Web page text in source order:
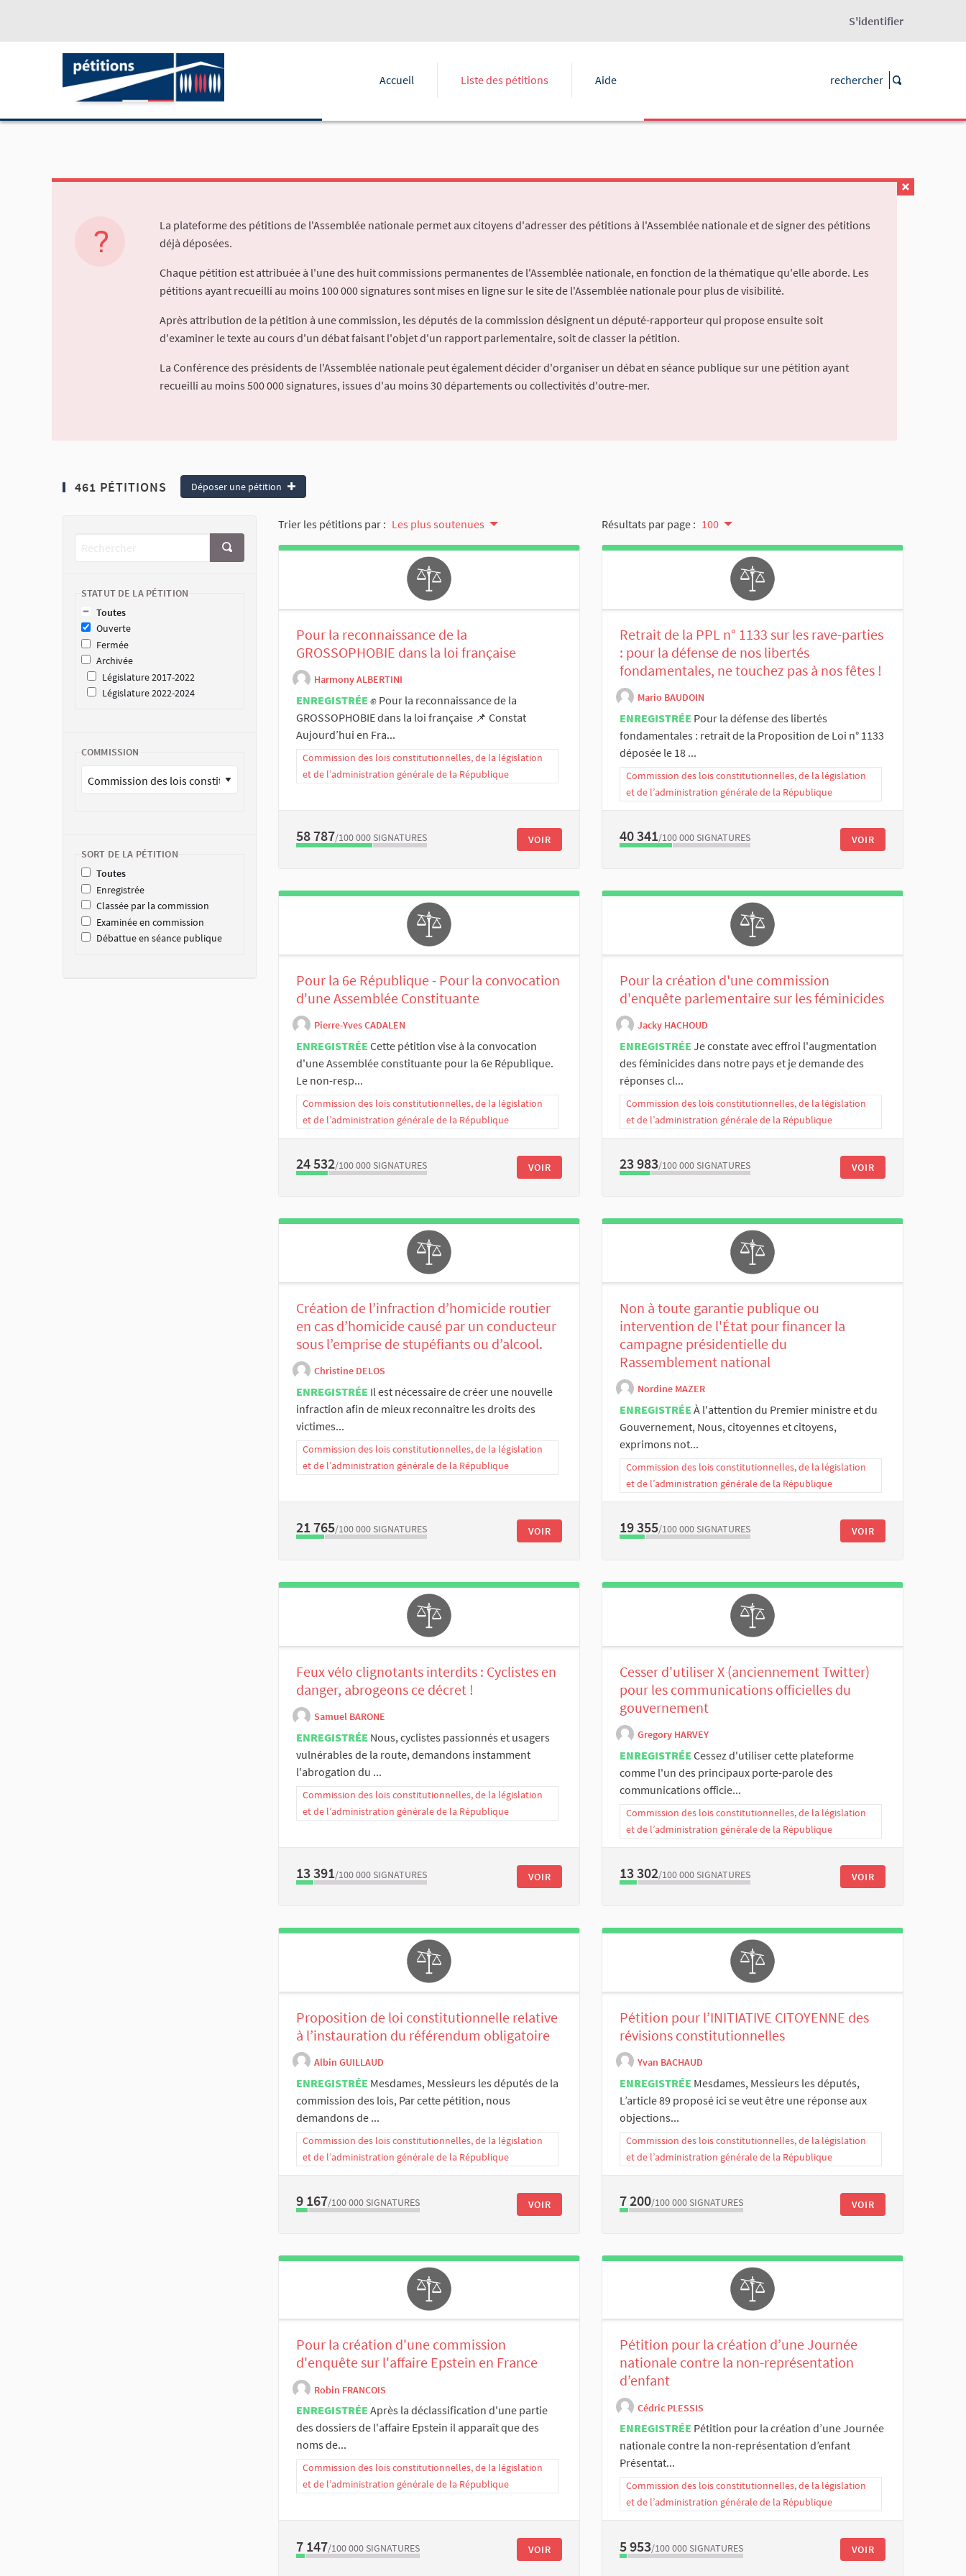
S'identifier
Accueil Liste des pétitions Aide
La plateforme des pétitions de l'Assemblée nationale permet aux citoyens d'adresser des pétitions à l'Assemblée nationale et de signer des pétitions
déjà déposées.
Chaque pétition est attribuée à l'une des huit commissions permanentes de l'Assemblée nationale, en fonction de la thématique qu'elle aborde. Les
pétitions ayant recueilli au moins 100 000 signatures sont mises en ligne sur le site de l'Assemblée nationale pour plus de visibilité.
Après attribution de la pétition à une commission, les députés de la commission désignent un député-rapporteur qui propose ensuite soit
d'examiner le texte au cours d'un débat faisant l'objet d'un rapport parlementaire, soit de classer la pétition.
La Conférence des présidents de l'Assemblée nationale peut également décider d'organiser un débat en séance publique sur une pétition ayant
recueilli au moins 500 000 signatures, issues d'au moins 30 départements ou collectivités d'outre-mer.
461 PÉTITIONS Déposer une pétition
STATUT DE LA PÉTITION
Toutes
Ouverte
Fermée
Archivée
Législature 2017-2022
Législature 2022-2024
COMMISSION
SORT DE LA PÉTITION
Toutes
Enregistrée
Classée par la commission
Examinée en commission
Débattue en séance publique
Trier les pétitions par : Les plus soutenues Résultats par page : 100
Pour la reconnaissance de la
GROSSOPHOBIE dans la loi française
Harmony ALBERTINI
ENREGISTRÉE ✊ Pour la reconnaissance de la
GROSSOPHOBIE dans la loi française 📌 Constat
Aujourd’hui en Fra...
Commission des lois constitutionnelles, de la législation
et de l’administration générale de la République
58 787/100 000 SIGNATURES VOIR
Retrait de la PPL n° 1133 sur les rave-parties
: pour la défense de nos libertés
fondamentales, ne touchez pas à nos fêtes !
Mario BAUDOIN
ENREGISTRÉE Pour la défense des libertés
fondamentales : retrait de la Proposition de Loi n° 1133
déposée le 18 ...
Commission des lois constitutionnelles, de la législation
et de l’administration générale de la République
40 341/100 000 SIGNATURES VOIR
Pour la 6e République - Pour la convocation
d'une Assemblée Constituante
Pierre-Yves CADALEN
ENREGISTRÉE Cette pétition vise à la convocation
d'une Assemblée constituante pour la 6e République.
Le non-resp...
Commission des lois constitutionnelles, de la législation
et de l’administration générale de la République
24 532/100 000 SIGNATURES VOIR
Pour la création d'une commission
d'enquête parlementaire sur les féminicides
Jacky HACHOUD
ENREGISTRÉE Je constate avec effroi l'augmentation
des féminicides dans notre pays et je demande des
réponses cl...
Commission des lois constitutionnelles, de la législation
et de l’administration générale de la République
23 983/100 000 SIGNATURES VOIR
Création de l’infraction d’homicide routier
en cas d’homicide causé par un conducteur
sous l’emprise de stupéfiants ou d’alcool.
Christine DELOS
ENREGISTRÉE Il est nécessaire de créer une nouvelle
infraction afin de mieux reconnaître les droits des
victimes...
Commission des lois constitutionnelles, de la législation
et de l’administration générale de la République
21 765/100 000 SIGNATURES VOIR
Non à toute garantie publique ou
intervention de l'État pour financer la
campagne présidentielle du
Rassemblement national
Nordine MAZER
ENREGISTRÉE À l'attention du Premier ministre et du
Gouvernement, Nous, citoyennes et citoyens,
exprimons not...
Commission des lois constitutionnelles, de la législation
et de l’administration générale de la République
19 355/100 000 SIGNATURES VOIR
Feux vélo clignotants interdits : Cyclistes en
danger, abrogeons ce décret !
Samuel BARONE
ENREGISTRÉE Nous, cyclistes passionnés et usagers
vulnérables de la route, demandons instamment
l'abrogation du ...
Commission des lois constitutionnelles, de la législation
et de l’administration générale de la République
13 391/100 000 SIGNATURES VOIR
Cesser d'utiliser X (anciennement Twitter)
pour les communications officielles du
gouvernement
Gregory HARVEY
ENREGISTRÉE Cessez d'utiliser cette plateforme
comme l'un des principaux porte-parole des
communications officie...
Commission des lois constitutionnelles, de la législation
et de l’administration générale de la République
13 302/100 000 SIGNATURES VOIR
Proposition de loi constitutionnelle relative
à l’instauration du référendum obligatoire
Albin GUILLAUD
ENREGISTRÉE Mesdames, Messieurs les députés de la
commission des lois, Par cette pétition, nous
demandons de ...
Commission des lois constitutionnelles, de la législation
et de l’administration générale de la République
9 167/100 000 SIGNATURES VOIR
Pétition pour l’INITIATIVE CITOYENNE des
révisions constitutionnelles
Yvan BACHAUD
ENREGISTRÉE Mesdames, Messieurs les députés,
L’article 89 proposé ici se veut être une réponse aux
objections...
Commission des lois constitutionnelles, de la législation
et de l’administration générale de la République
7 200/100 000 SIGNATURES VOIR
Pour la création d'une commission
d'enquête sur l'affaire Epstein en France
Robin FRANCOIS
ENREGISTRÉE Après la déclassification d'une partie
des dossiers de l'affaire Epstein il apparaît que des
noms de...
Commission des lois constitutionnelles, de la législation
et de l’administration générale de la République
7 147/100 000 SIGNATURES VOIR
Pétition pour la création d’une Journée
nationale contre la non-représentation
d’enfant
Cédric PLESSIS
ENREGISTRÉE Pétition pour la création d’une Journée
nationale contre la non-représentation d’enfant
Présentat...
Commission des lois constitutionnelles, de la législation
et de l’administration générale de la République
5 953/100 000 SIGNATURES VOIR